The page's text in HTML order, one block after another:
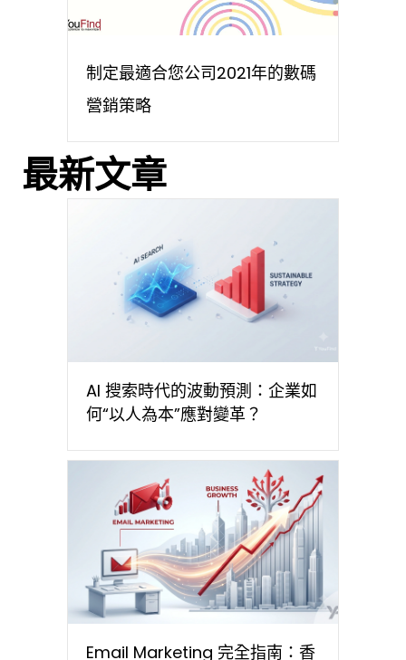
制定最適合您公司2021年的數碼
營銷策略
最新文章
AI 搜索時代的波動預測：企業如
何“以人為本”應對變革？
Email Marketing 完全指南：香